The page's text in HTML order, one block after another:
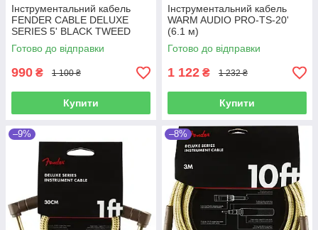
Інструментальний кабель
FENDER CABLE DELUXE
SERIES 5' BLACK TWEED
Готово до відправки
990 ₴ 1 100 ₴
Купити
Інструментальний кабель
WARM AUDIO PRO-TS-20'
(6.1 м)
Готово до відправки
1 122 ₴ 1 232 ₴
Купити
–9% –8%